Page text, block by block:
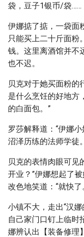
袋，豆子1银币/袋……
伊娜掂了掂，一袋面
只能买上二十斤面粉
钱。这里离酒馆并不
也不迟。
贝克对于她买面粉的
是什么烹饪的好地方
的白面包。”
罗莎解释道：“伊娜
沼泽历练的法师学徒
贝克的表情肉眼可见
开业？”伊娜想起了
改色地笑道：“就快了
小镇不大，走出“汉
自己家门口钉上临时
娜辨认出【装备修理